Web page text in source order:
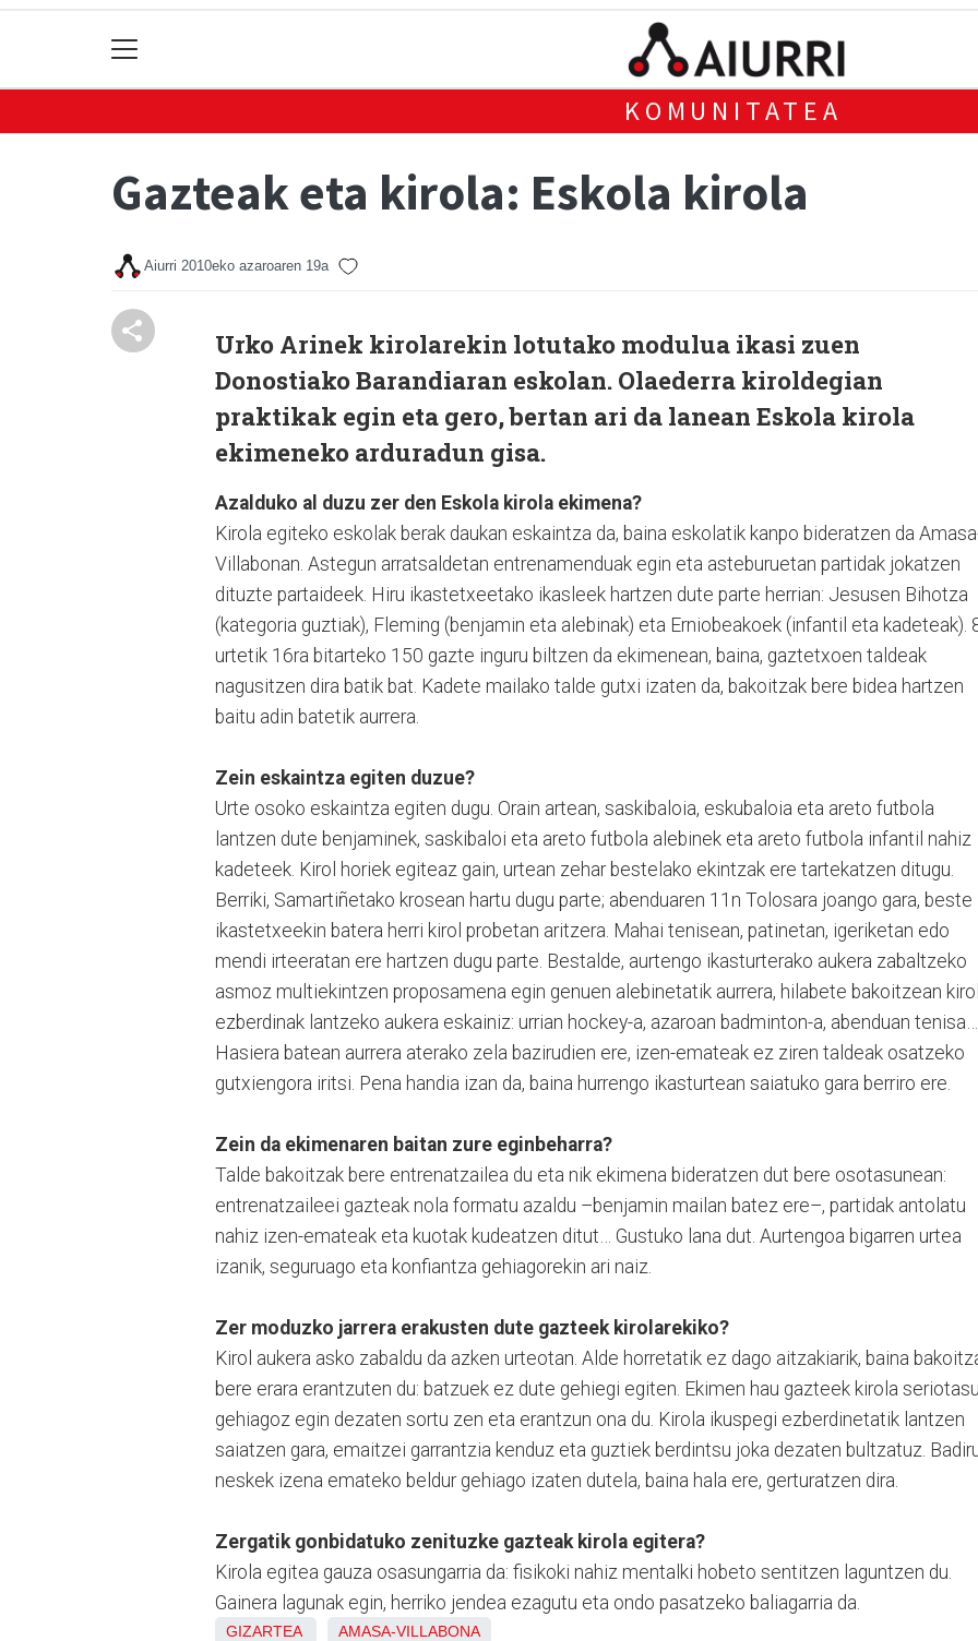
KOMUNITATEA
Gazteak eta kirola: Eskola kirola
Aiurri 2010eko azaroaren 19a
Urko Arinek kirolarekin lotutako modulua ikasi zuen
Donostiako Barandiaran eskolan. Olaederra kiroldegian
praktikak egin eta gero, bertan ari da lanean Eskola kirola
ekimeneko arduradun gisa.
Azalduko al duzu zer den Eskola kirola ekimena?
Kirola egiteko eskolak berak daukan eskaintza da, baina eskolatik kanpo bideratzen da
Villabonan. Astegun arratsaldetan entrenamenduak egin eta asteburuetan partidak jokatzen
dituzte partaideek. Hiru ikastetxeetako ikasleek hartzen dute parte herrian: Jesusen Bihotza
(kategoria guztiak), Fleming (benjamin eta alebinak) eta Erniobeakoek (infantil eta kadeteak).
urtetik 16ra bitarteko 150 gazte inguru biltzen da ekimenean, baina, gaztetxoen taldeak
nagusitzen dira batik bat. Kadete mailako talde gutxi izaten da, bakoitzak bere bidea hartzen
baitu adin batetik aurrera.
Zein eskaintza egiten duzue?
Urte osoko eskaintza egiten dugu. Orain artean, saskibaloia, eskubaloia eta areto futbola
lantzen dute benjaminek, saskibaloi eta areto futbola alebinek eta areto futbola infantil nahiz
kadeteek. Kirol horiek egiteaz gain, urtean zehar bestelako ekintzak ere tartekatzen ditugu.
Berriki, Samartiñetako krosean hartu dugu parte; abenduaren 11n Tolosara joango gara, beste
ikastetxeekin batera herri kirol probetan aritzera. Mahai tenisean, patinetan, igeriketan edo
mendi irteeratan ere hartzen dugu parte. Bestalde, aurtengo ikasturterako aukera zabaltzeko
asmoz multiekintzen proposamena egin genuen alebinetatik aurrera, hilabete bakoitzean kirol
ezberdinak lantzeko aukera eskainiz: urrian hockey-a, azaroan badminton-a, abenduan tenisa…
Hasiera batean aurrera aterako zela bazirudien ere, izen-emateak ez ziren taldeak osatzeko
gutxiengora iritsi. Pena handia izan da, baina hurrengo ikasturtean saiatuko gara berriro ere.
Zein da ekimenaren baitan zure eginbeharra?
Talde bakoitzak bere entrenatzailea du eta nik ekimena bideratzen dut bere osotasunean:
entrenatzaileei gazteak nola formatu azaldu –benjamin mailan batez ere–, partidak antolatu
nahiz izen-emateak eta kuotak kudeatzen ditut… Gustuko lana dut. Aurtengoa bigarren urtea
izanik, seguruago eta konfiantza gehiagorekin ari naiz.
Zer moduzko jarrera erakusten dute gazteek kirolarekiko?
Kirol aukera asko zabaldu da azken urteotan. Alde horretatik ez dago aitzakiarik, baina
bere erara erantzuten du: batzuek ez dute gehiegi egiten. Ekimen hau gazteek kirola
gehiagoz egin dezaten sortu zen eta erantzun ona du. Kirola ikuspegi ezberdinetatik lantzen
saiatzen gara, emaitzei garrantzia kenduz eta guztiek berdintsu joka dezaten bultzatuz.
neskek izena emateko beldur gehiago izaten dutela, baina hala ere, gerturatzen dira.
Zergatik gonbidatuko zenituzke gazteak kirola egitera?
Kirola egitea gauza osasungarria da: fisikoki nahiz mentalki hobeto sentitzen laguntzen du.
Gainera lagunak egin, herriko jendea ezagutu eta ondo pasatzeko baliagarria da.
GIZARTEA AMASA-VILLABONA